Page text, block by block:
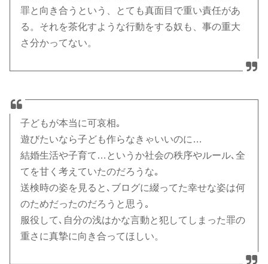
罪と向き合うという、とても真面目で重い責任があ
る。それを茶化すような行動をする奴も、事の重大
さ分かってない。
子どもが本当に可哀相｡
遊びたいなら子ども作らなきゃいいのに…
結婚生活や子育て…というか社会の秩序やルール､全
てを甘く考えていたのだろうな｡
送検時の姿を見ると､ブログに綴ってた幸せな姿は何
のためだったのだろうと思う｡
服役して､自分の浅はかな言動と犯してしまった罪の
重さに真摯に向き合ってほしい。